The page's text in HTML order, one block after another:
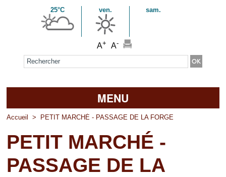
25°C ven. sam.
A+ A-
Formulaire de recherche
MENU
Accueil
La mairie
Découvrir Pierrefitte
Accueil > PETIT MARCHÉ - PASSAGE DE LA FORGE
PETIT MARCHÉ -
PASSAGE DE LA